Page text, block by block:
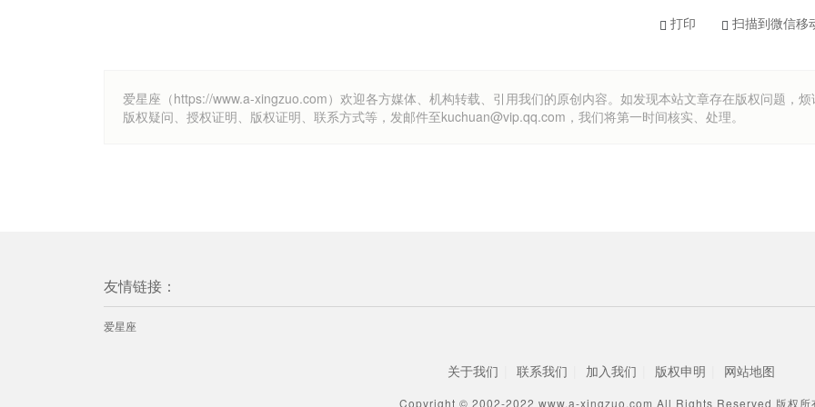
打印 扫描到微信移
爱星座（https://www.a-xingzuo.com）欢迎各方媒体、机构转载、引用我们的原创内容。如发现本站文章存在版权问题，烦
版权疑问、授权证明、版权证明、联系方式等，发邮件至kuchuan@vip.qq.com，我们将第一时间核实、处理。
友情链接：
爱星座
关于我们 联系我们 加入我们 版权申明 网站地图
Copyright © 2002-2022 www.a-xingzuo.com All Rights Reserved 版权所